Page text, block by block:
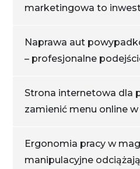
marketingowa to
Naprawa aut
– profesjonalne
Strona internetowa dla
zamienić menu online
Ergonomia pracy w
manipulacyjne